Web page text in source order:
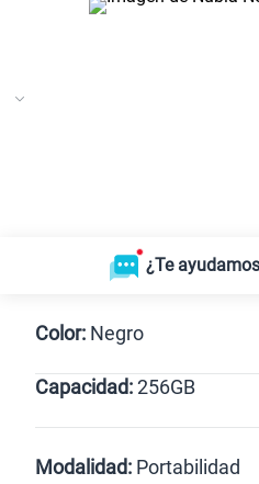
¿Te
Color: Negro
Negro
Capacidad:256GB
256GB
Modalidad: Portabilidad